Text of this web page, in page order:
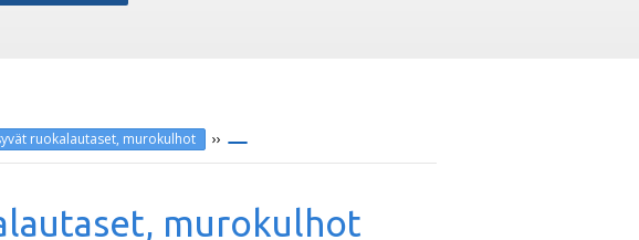
ruokalautaset, murokulhot ››
murokulhot